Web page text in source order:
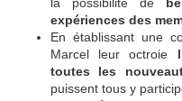
expériences des
En établissant une
Marcel leur octroie
toutes les
puissent tous y